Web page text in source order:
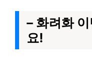
– 화려화
요!